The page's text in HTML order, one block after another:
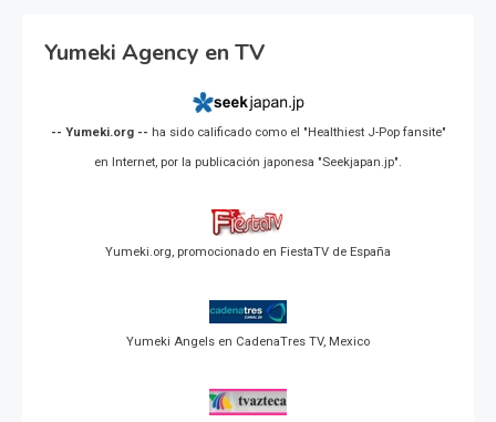
Yumeki Agency en TV
-- Yumeki.org -- ha sido calificado como el "Healthiest J-Pop fansite"
en Internet, por la publicación japonesa "Seekjapan.jp".
Yumeki.org, promocionado en FiestaTV de España
Yumeki Angels en CadenaTres TV, Mexico